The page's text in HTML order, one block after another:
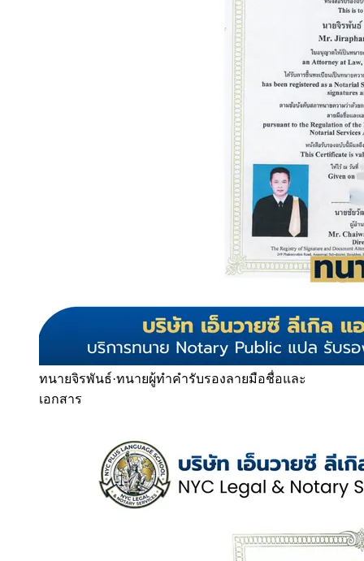
ทนายจิรพันธ์·ทนายผู้ทำคำรับรองลายมือชื่อและ
เอกสาร